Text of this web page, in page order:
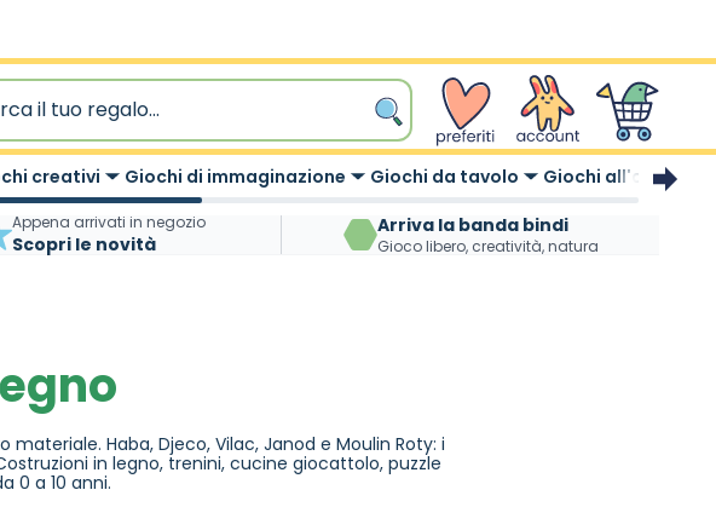
creativi Giochi di immaginazione Giochi da tavolo Giochi all'aperto
wishlist Account Carrello
Appena arrivati in negozio
Scopri le novità
Arriva la banda bindi
Gioco libero, creatività, natura
Haba, Djeco, Vilac, Janod e Moulin Roty: i
in legno, trenini, cucine giocattolo, puzzle
0 a 10 anni.